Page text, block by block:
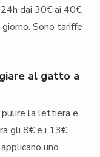
dai 30€ ai 40€,
Sono tariffe
al gatto a
la lettiera e
gli 8€ e i 13€.
uno